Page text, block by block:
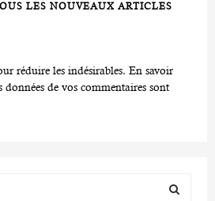
LES NOUVEAUX ARTICLES
réduire les indésirables. En savoir
de vos commentaires sont